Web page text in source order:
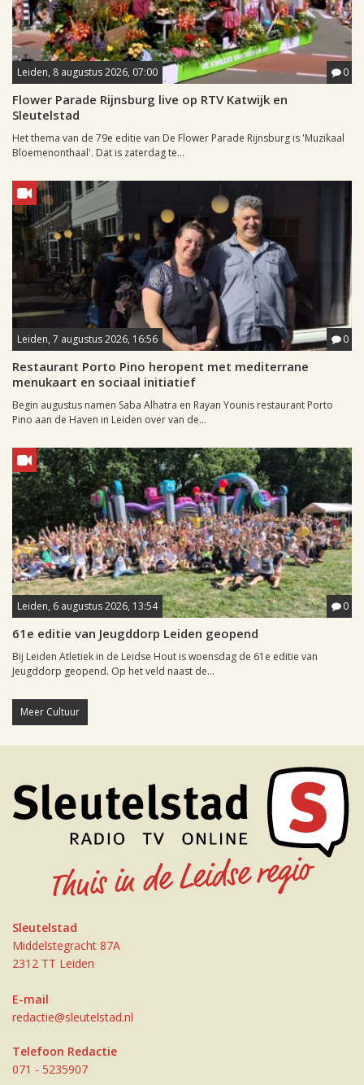
Leiden, 8 augustus 2026, 07:00 0
Flower Parade Rijnsburg live op RTV Katwijk en
Sleutelstad
Het thema van de 79e editie van De Flower Parade Rijnsburg is 'Muzikaal
Bloemenonthaal'. Dat is zaterdag te...
Leiden, 7 augustus 2026, 16:56 0
Restaurant Porto Pino heropent met mediterrane
menukaart en sociaal initiatief
Begin augustus namen Saba Alhatra en Rayan Younis restaurant Porto
Pino aan de Haven in Leiden over van de...
Leiden, 6 augustus 2026, 13:54 0
61e editie van Jeugddorp Leiden geopend
Bij Leiden Atletiek in de Leidse Hout is woensdag de 61e editie van
Jeugddorp geopend. Op het veld naast de...
Meer Cultuur
Sleutelstad
Middelstegracht 87A
2312 TT Leiden
E-mail
redactie@sleutelstad.nl
Telefoon Redactie
071 - 5235907